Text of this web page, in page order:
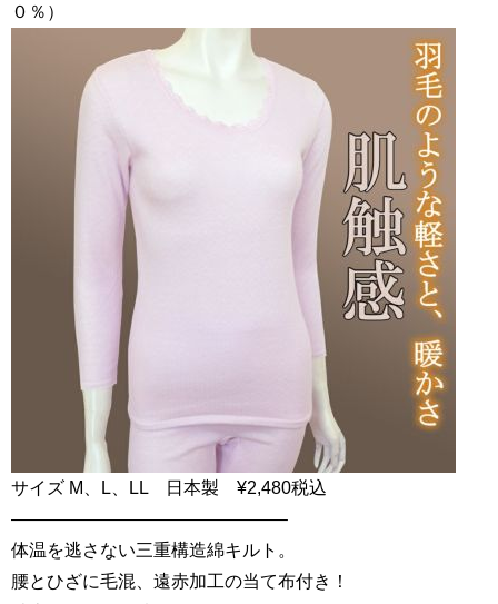
０％）
サイズ M、L、LL 日本製 ¥2,480税込
———————————————–
体温を逃さない三重構造綿キルト。
腰とひざに毛混、遠赤加工の当て布付き！